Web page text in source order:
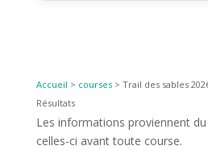
Accueil > courses> Trail des sables
Résultats
Les informations proviennent
celles-ci avant toute course.